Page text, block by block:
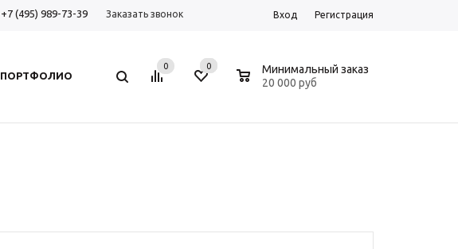
+7 (495) 989-73-39 Заказать звонок Вход Регистрация
ПОРТФОЛИО
0 0
Минимальный заказ
20 000 руб